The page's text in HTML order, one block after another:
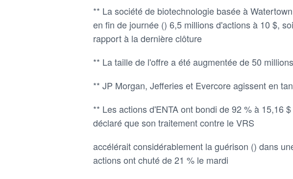
** La société de biotechnologie basée à
en fin de journée () 6,5 millions d'actions à 10 $,
rapport à la dernière clôture
** La taille de l'offre a été augmentée de 50
** JP Morgan, Jefferies et Evercore agissent en
** Les actions d'ENTA ont bondi de 92 % à 15,16
déclaré que son traitement contre le VRS
accélérait considérablement la guérison () dans
actions ont chuté de 21 % le mardi